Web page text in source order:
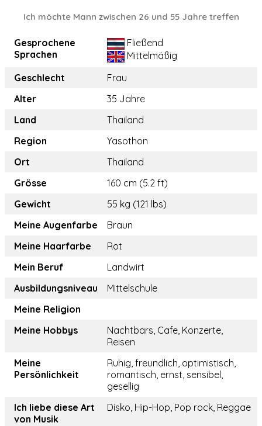
Ich möchte Mann zwischen 26 und 55 Jahre treffen
Gesprochene
Sprachen
Fließend
Mittelmäßig
Geschlecht
Frau
Alter
35 Jahre
Land
Thailand
Region
Yasothon
Ort
Thailand
Grösse
160 cm (5.2 ft)
Gewicht
55 kg (121 lbs)
Meine Augenfarbe
Braun
Meine Haarfarbe
Rot
Mein Beruf
Landwirt
Ausbildungsniveau
Mittelschule
Meine Religion
Meine Hobbys
Nachtbars, Cafe, Konzerte,
Reisen
Meine
Persönlichkeit
Ruhig, freundlich, optimistisch,
romantisch, ernst, sensibel,
gesellig
Ich liebe diese Art
von Musik
Disko, Hip-Hop, Pop rock, Reggae